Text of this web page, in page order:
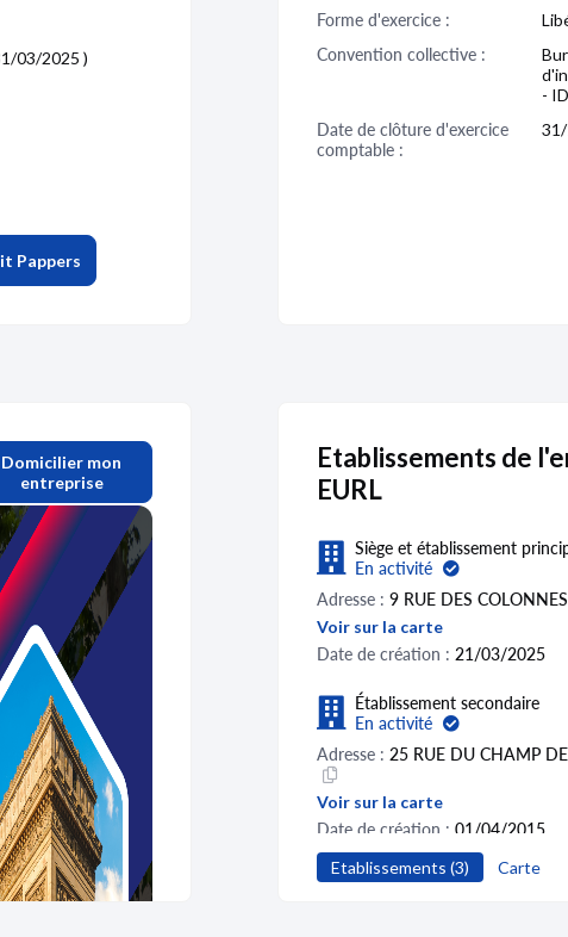
03/2025 )
Pappers
Forme d'exercice :
Convention collective :
-
Date de clôture d'exercice
comptable :
Domicilier mon
entreprise
Etablissements de
EURL
Siège et établissement
En activité
Adresse : 9 RUE DES
Voir sur la carte
Date de création : 21/03/2025
Établissement secondaire
En activité
Adresse : 25 RUE DU CHAMP
Voir sur la carte
Date de création : 01/04/2015
Établissement
Etablissements (3) Carte